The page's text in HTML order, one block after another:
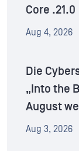
Core .21.0
Aug 4, 2026
Die
„Into the
August
Aug 3, 2026